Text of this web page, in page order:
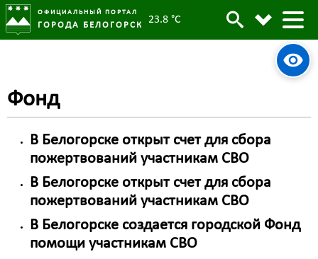
ОФИЦИАЛЬНЫЙ ПОРТАЛ
ГОРОДА БЕЛОГОРСК 23.8 °C
Фонд
В Белогорске открыт счет для сбора
пожертвований участникам СВО
В Белогорске открыт счет для сбора
пожертвований участникам СВО
В Белогорске создается городской Фонд
помощи участникам СВО